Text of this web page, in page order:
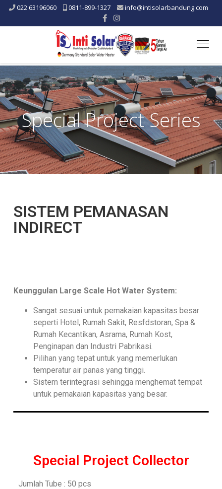
022 63196060 0811-899-1327 info@intisolarbandung.com
Special Project Series
SISTEM PEMANASAN
INDIRECT
Keunggulan Large Scale Hot Water System:
Sangat sesuai untuk pemakaian kapasitas besar
seperti Hotel, Rumah Sakit, Resfdstoran, Spa &
Rumah Kecantikan, Asrama, Rumah Kost,
Penginapan dan Industri Pabrikasi.
Pilihan yang tepat untuk yang memerlukan
temperatur air panas yang tinggi.
Sistem terintegrasi sehingga menghemat tempat
untuk pemakaian kapasitas yang besar.
Special Project Collector
Jumlah Tube : 50 pcs